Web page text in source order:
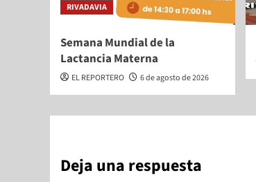
RIVADAVIA
Semana Mundial de la
Lactancia Materna
EL REPORTERO 6 de agosto de 2026
Deja una respuesta